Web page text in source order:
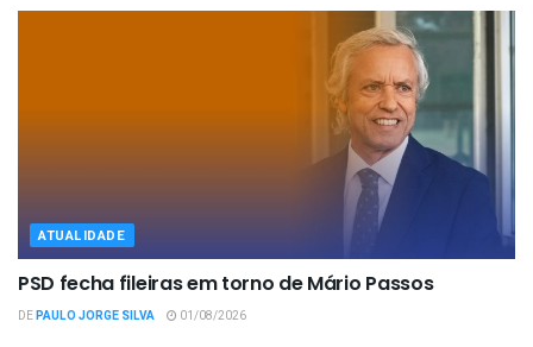
ATUALIDADE
PSD fecha fileiras em torno de Mário Passos
DEPAULO JORGE SILVA 01/08/2026